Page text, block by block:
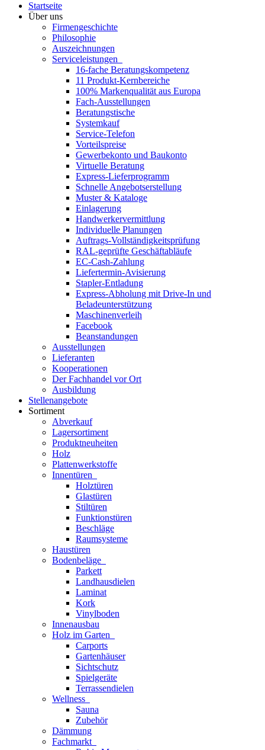
Startseite
Über uns
Firmengeschichte
Philosophie
Auszeichnungen
Serviceleistungen
16-fache Beratungskompetenz
11 Produkt-Kernbereiche
100% Markenqualität aus Europa
Fach-Ausstellungen
Beratungstische
Systemkauf
Service-Telefon
Vorteilspreise
Gewerbekonto und Baukonto
Virtuelle Beratung
Express-Lieferprogramm
Schnelle Angebotserstellung
Muster & Kataloge
Einlagerung
Handwerkervermittlung
Individuelle Planungen
Auftrags-Vollständigkeitsprüfung
RAL-geprüfte Geschäftabläufe
EC-Cash-Zahlung
Liefertermin-Avisierung
Stapler-Entladung
Express-Abholung mit Drive-In und
Beladeunterstützung
Maschinenverleih
Facebook
Beanstandungen
Ausstellungen
Lieferanten
Kooperationen
Der Fachhandel vor Ort
Ausbildung
Stellenangebote
Sortiment
Abverkauf
Lagersortiment
Produktneuheiten
Holz
Plattenwerkstoffe
Innentüren
Holztüren
Glastüren
Stiltüren
Funktionstüren
Beschläge
Raumsysteme
Haustüren
Bodenbeläge
Parkett
Landhausdielen
Laminat
Kork
Vinylboden
Innenausbau
Holz im Garten
Carports
Gartenhäuser
Sichtschutz
Spielgeräte
Terrassendielen
Wellness
Sauna
Zubehör
Dämmung
Fachmarkt